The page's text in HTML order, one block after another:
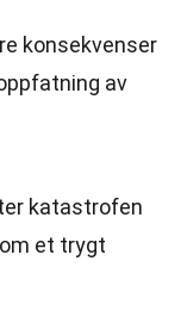
konsekvenser
av
katastrofen
et trygt